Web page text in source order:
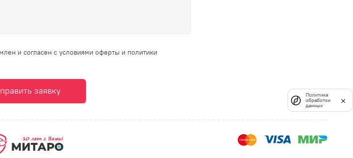
и согласен с условиями оферты и политики
заявку
Политика
обработки
данных